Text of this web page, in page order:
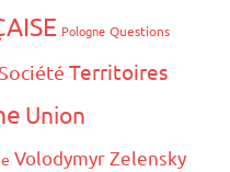
Pologne Questions
Société Territoires
Union
Volodymyr Zelensky